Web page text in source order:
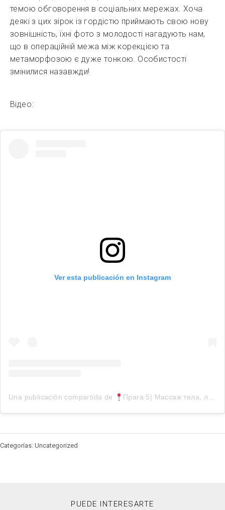
темою обговорення в соціальних мережах. Хоча
деякі з цих зірок із гордістю приймають свою нову
зовнішність, їхні фото з молодості нагадують нам,
що в операційній межа між корекцією та
метаморфозою є дуже тонкою. Особистості
змінилися назавжди!
Відео:
Ver esta publicación en Instagram
Una publicación compartida de Прага 5| Массаж тела, лица, косметология (@face.cz)
Categorías: Uncategorized
PUEDE INTERESARTE